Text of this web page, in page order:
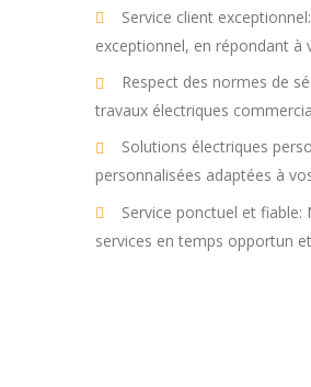
Service client
exceptionnel, en répondant
Respect des normes de
travaux électriques
Solutions électriques
personnalisées adaptées à
Service ponctuel et
services en temps opportun